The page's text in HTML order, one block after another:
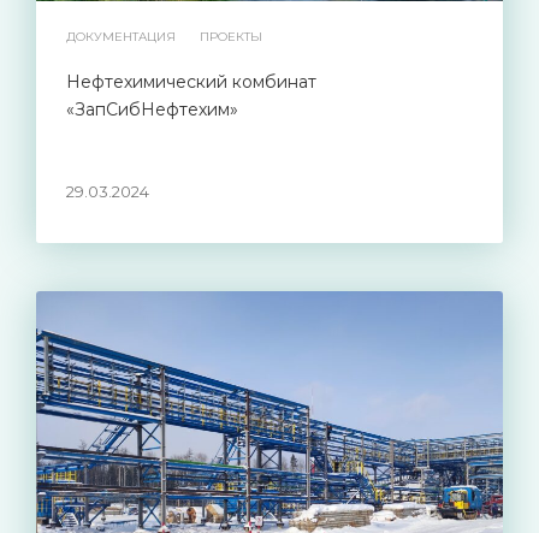
ДОКУМЕНТАЦИЯ ПРОЕКТЫ
Нефтехимический комбинат
«ЗапСибНефтехим»
29.03.2024